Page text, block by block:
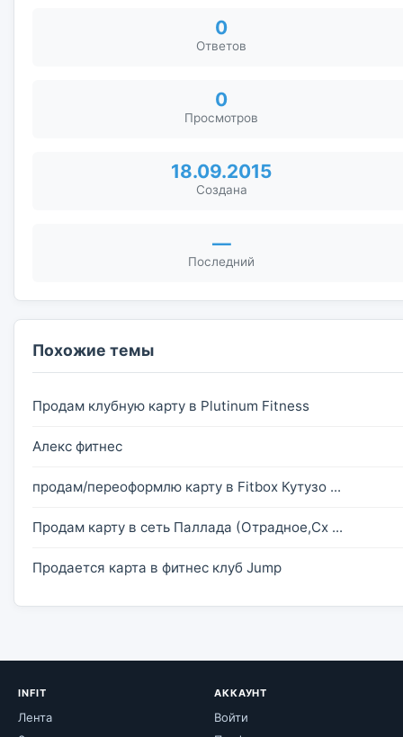
0
Ответов
0
Просмотров
18.09.2015
Создана
—
Последний
Похожие темы
Продам клубную карту в Plutinum Fitness
Алекс фитнес
продам/переоформлю карту в Fitbox Кутузо ...
Продам карту в сеть Паллада (Отрадное,Сх ...
Продается карта в фитнес клуб Jump
INFIT
Лента
АККАУНТ
Войти